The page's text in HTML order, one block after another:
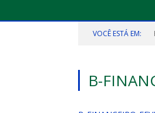
VOCÊ ESTÁ EM:
B-